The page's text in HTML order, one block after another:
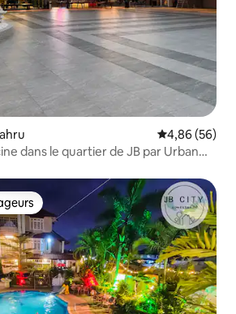
Évaluation
4,86 (56)
dans le quartier de JB par Urban